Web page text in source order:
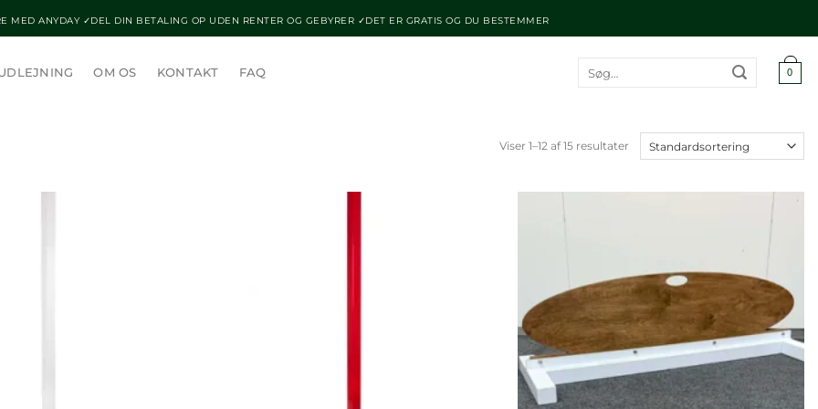
MED ANYDAY ✓DEL DIN BETALING OP UDEN RENTER OG GEBYRER ✓DET ER GRATIS OG DU BESTEMMER
OM OS KONTAKT FAQ
efter:
0
Viser 1–12 af 15 resultater